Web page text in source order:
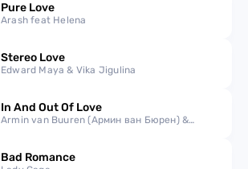
Pure Love
Arash feat Helena
Stereo Love
Edward Maya & Vika Jigulina
In And Out Of Love
Armin van Buuren (Армин ван Бюрен) &
Bad Romance